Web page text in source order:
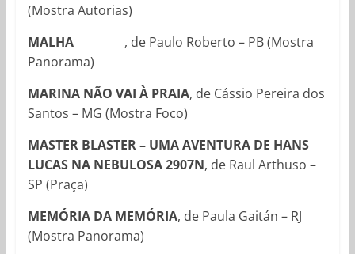
(Mostra Autorias)
MALHA, de Paulo Roberto – PB (Mostra
Panorama)
MARINA NÃO VAI À PRAIA, de Cássio Pereira dos
Santos – MG (Mostra Foco)
MASTER BLASTER – UMA AVENTURA DE HANS
LUCAS NA NEBULOSA 2907N, de Raul Arthuso –
SP (Praça)
MEMÓRIA DA MEMÓRIA, de Paula Gaitán – RJ
(Mostra Panorama)